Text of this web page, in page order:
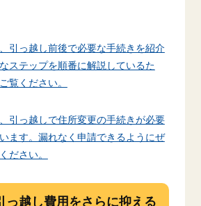
引っ越し前後で必要な手続きを紹介
ステップを順番に解説しているた
覧ください。
引っ越しで住所変更の手続きが必要
ます。漏れなく申請できるようにぜ
ださい。
っ越し費用をさらに抑える